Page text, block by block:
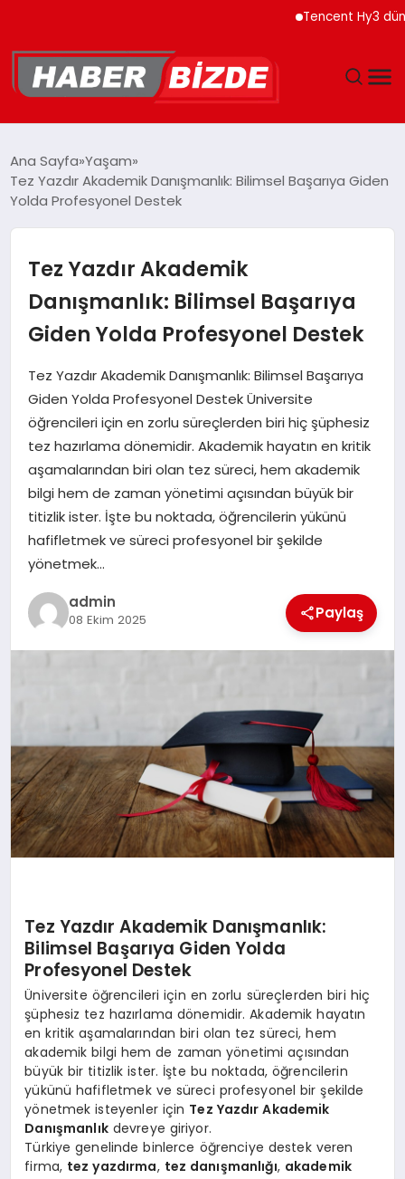
Tencent Hy3 dünya
YAŞAM
MAGAZIN
SPOR
TEKNOLOJI
Ana Sayfa Yaşam
Tez Yazdır Akademik Danışmanlık: Bilimsel Başarıya Giden
Yolda Profesyonel Destek
Tez Yazdır Akademik
Danışmanlık: Bilimsel Başarıya
Giden Yolda Profesyonel Destek
Tez Yazdır Akademik Danışmanlık: Bilimsel Başarıya
Giden Yolda Profesyonel Destek Üniversite
öğrencileri için en zorlu süreçlerden biri hiç şüphesiz
tez hazırlama dönemidir. Akademik hayatın en kritik
aşamalarından biri olan tez süreci, hem akademik
bilgi hem de zaman yönetimi açısından büyük bir
titizlik ister. İşte bu noktada, öğrencilerin yükünü
hafifletmek ve süreci profesyonel bir şekilde
yönetmek…
admin
08 Ekim 2025 Paylaş
Tez Yazdır Akademik Danışmanlık:
Bilimsel Başarıya Giden Yolda
Profesyonel Destek
Üniversite öğrencileri için en zorlu süreçlerden biri hiç
şüphesiz tez hazırlama dönemidir. Akademik hayatın
en kritik aşamalarından biri olan tez süreci, hem
akademik bilgi hem de zaman yönetimi açısından
büyük bir titizlik ister. İşte bu noktada, öğrencilerin
yükünü hafifletmek ve süreci profesyonel bir şekilde
yönetmek isteyenler için Tez Yazdır Akademik
Danışmanlıkdevreye giriyor.
Türkiye genelinde binlerce öğrenciye destek veren
firma, tez yazdırma, tez danışmanlığı, akademik